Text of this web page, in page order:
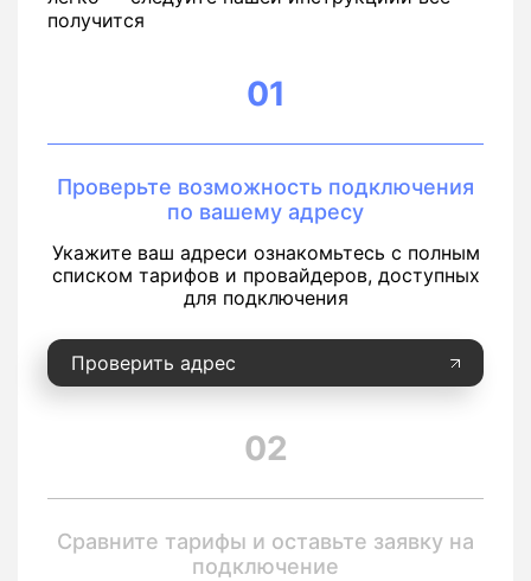
получится
01
Проверьте возможность подключения
по вашему адресу
Укажите ваш адреси ознакомьтесь с полным
списком тарифов и провайдеров, доступных
для подключения
Проверить адрес
02
Сравните тарифы и оставьте заявку на
подключение